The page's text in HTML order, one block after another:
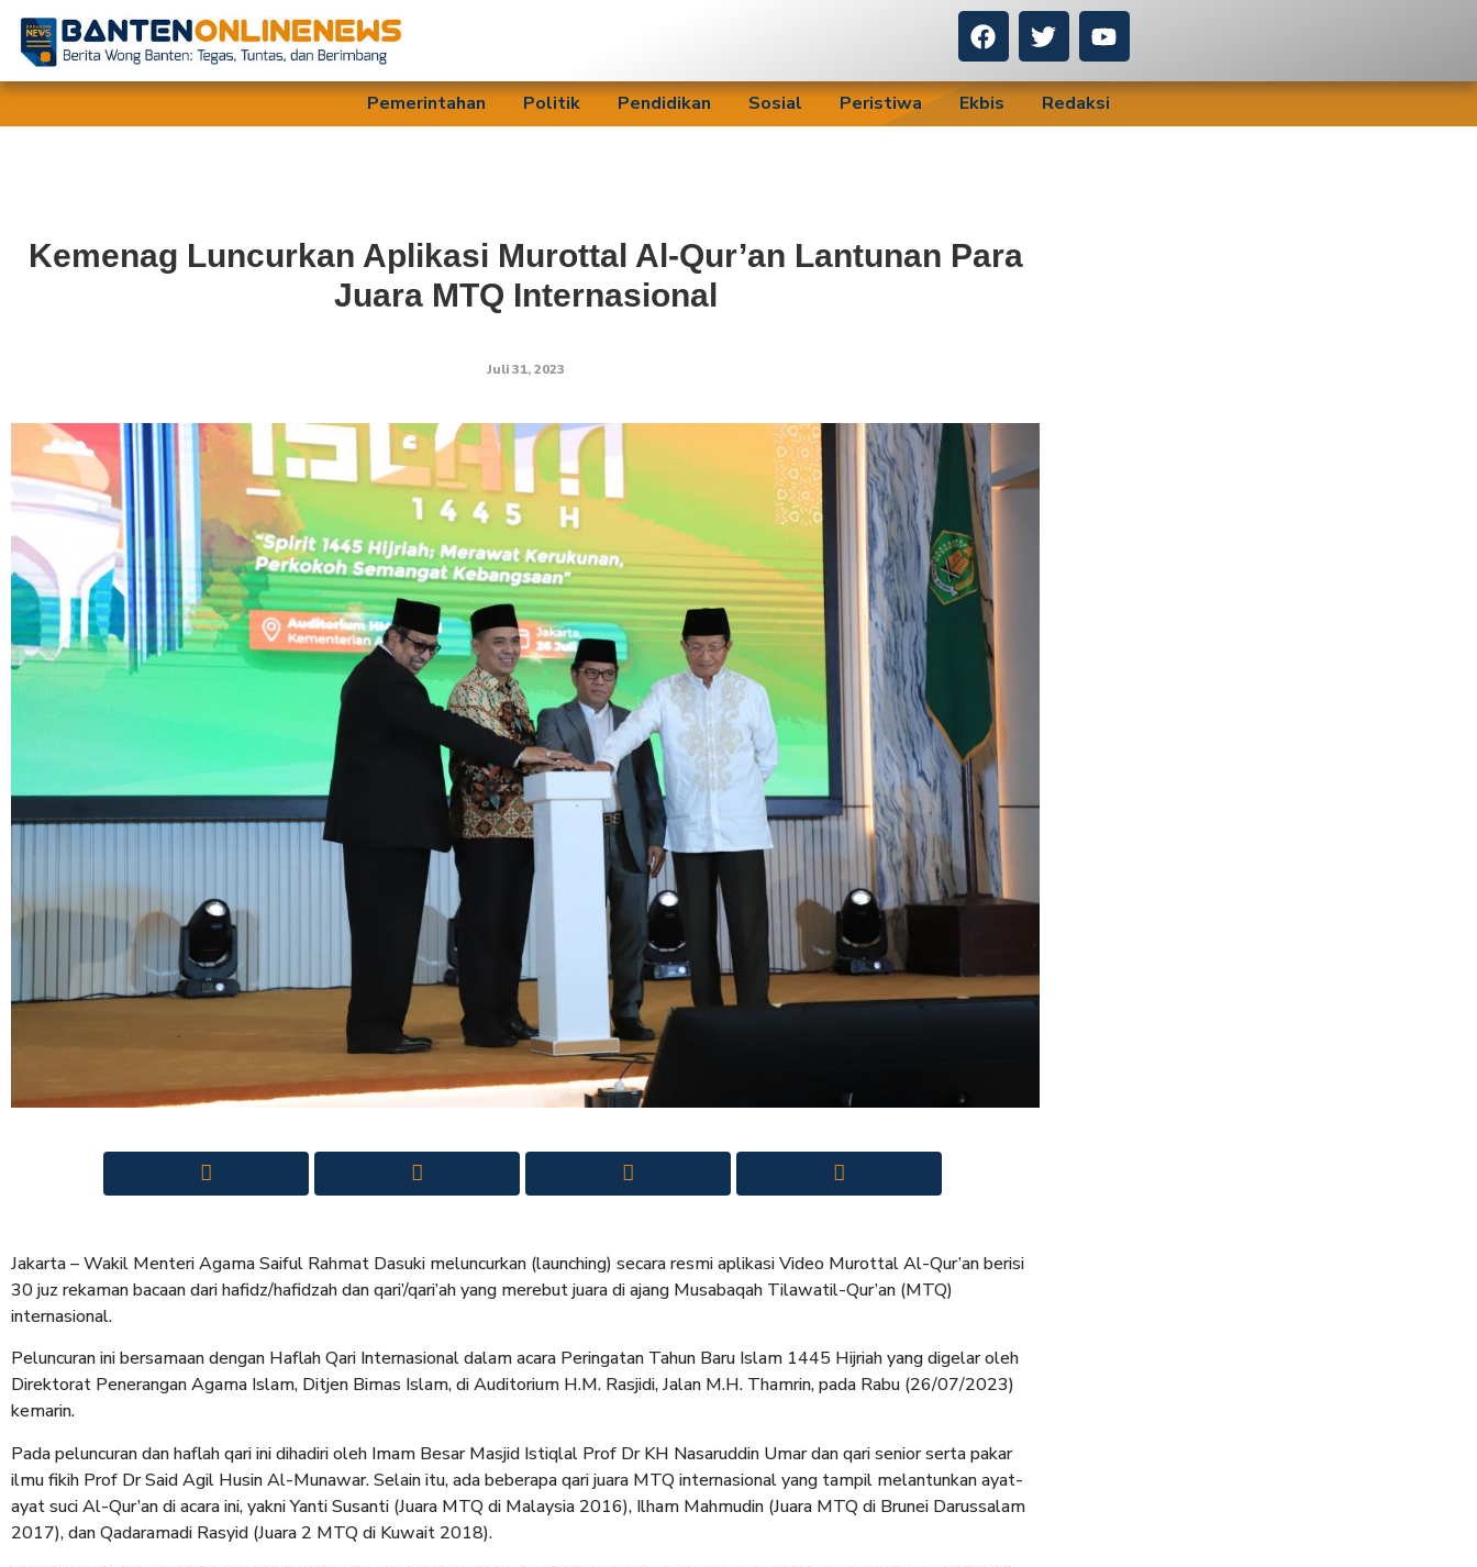
Pemerintahan Politik Pendidikan Sosial Peristiwa Ekbis Redaksi
Kemenag Luncurkan Aplikasi Murottal Al-Qur’an Lantunan Para
Juara MTQ Internasional
Juli 31, 2023
Jakarta – Wakil Menteri Agama Saiful Rahmat Dasuki meluncurkan (launching) secara resmi aplikasi Video Murottal Al-Qur’an berisi
30 juz rekaman bacaan dari hafidz/hafidzah dan qari’/qari’ah yang merebut juara di ajang Musabaqah Tilawatil-Qur’an (MTQ)
internasional.
Peluncuran ini bersamaan dengan Haflah Qari Internasional dalam acara Peringatan Tahun Baru Islam 1445 Hijriah yang digelar oleh
Direktorat Penerangan Agama Islam, Ditjen Bimas Islam, di Auditorium H.M. Rasjidi, Jalan M.H. Thamrin, pada Rabu (26/07/2023)
kemarin.
Pada peluncuran dan haflah qari ini dihadiri oleh Imam Besar Masjid Istiqlal Prof Dr KH Nasaruddin Umar dan qari senior serta pakar
ilmu fikih Prof Dr Said Agil Husin Al-Munawar. Selain itu, ada beberapa qari juara MTQ internasional yang tampil melantunkan ayat-
ayat suci Al-Qur’an di acara ini, yakni Yanti Susanti (Juara MTQ di Malaysia 2016), Ilham Mahmudin (Juara MTQ di Brunei Darussalam
2017), dan Qadaramadi Rasyid (Juara 2 MTQ di Kuwait 2018).